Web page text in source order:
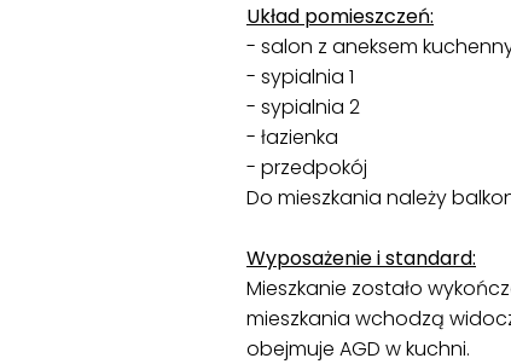
Układ pomieszczeń:
- salon z aneksem
- sypialnia 1
- sypialnia 2
- łazienka
- przedpokój
Do mieszkania należy
Wyposażenie i standard:
Mieszkanie zostało
mieszkania wchodzą
obejmuje AGD w kuchni.